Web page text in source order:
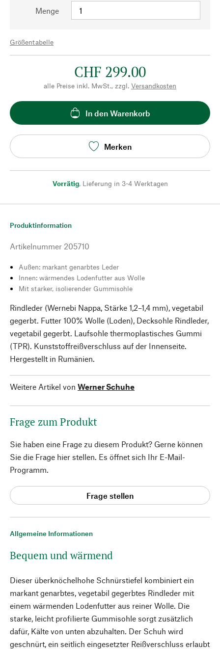
Menge
Größentabelle
CHF 299.00
alle Preise inkl. MwSt., zzgl. Versandkosten
In den Warenkorb
Merken
Vorrätig, Lieferung in 3-4 Werktagen
Allgemeine Informationen
Bequem und wärmend
Dieser überknöchelhohe Schnürstiefel kombiniert ein
markant genarbtes, vegetabil gegerbtes Rindleder mit
einem wärmenden Lodenfutter aus reiner Wolle. Die
starke, leicht profilierte Gummisohle sorgt zusätzlich
dafür, Kälte von unten abzuhalten. Der Schuh wird
geschnürt, ein seitlich eingesetzter Reißverschluss erlaubt
Produktinformation
Artikelnummer 205710
Außen: markant genarbtes Leder
Innen: wärmendes Lodenfutter aus Wolle
Mit starker, isolierender Gummisohle
Rindleder (Wernebi Nappa, Stärke 1,2–1,4 mm), vegetabil
gegerbt. Futter 100% Wolle (Loden), Decksohle Rindleder,
vegetabil gegerbt. Laufsohle thermoplastisches Gummi
(TPR). Kunststoffreißverschluss auf der Innenseite.
Hergestellt in Rumänien.
Weitere Artikel von Werner Schuhe
Frage zum Produkt
Sie haben eine Frage zu diesem Produkt? Gerne können
Sie die Frage hier stellen. Es öffnet sich Ihr E-Mail-
Programm.
Frage stellen